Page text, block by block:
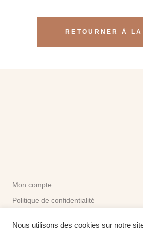
RETOURNER À
Mon compte
Politique de confidentialité
Nous utilisons des cookies sur notre